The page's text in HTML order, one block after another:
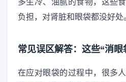
多生冷、油腻的食物，这些
负担，对肾脏和眼袋都没好处
常见误区解答：这些“消
在应对眼袋的过程中，很多